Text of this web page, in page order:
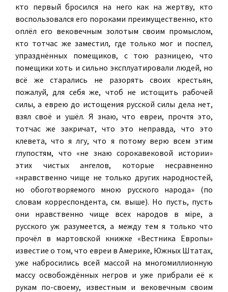
кто первый бросился на него как на жертву, кто
воспользовался его пороками преимущественно, кто
оплёл его вековечным золотым своим промыслом,
кто тотчас же заместил, где только мог и поспел,
упразднённых помещиков, с тою разницею, что
помещики хоть и сильно эксплуатировали людей, но
всё же старались не разорять своих крестьян,
пожалуй, для себя же, чтоб не истощить рабочей
силы, а еврею до истощения русской силы дела нет,
взял своё и ушёл. Я знаю, что евреи, прочтя это,
тотчас же закричат, что это неправда, что это
клевета, что я лгу, что я потому верю всем этим
глупостям, что «не знаю сорокавековой истории»
этих чистых ангелов, которые несравненно
«нравственно чище не только других народностей,
но обоготворяемого мною русского народа» (по
словам корреспондента, см. выше). Но пусть, пусть
они нравственно чище всех народов в мiре, а
русского уж разумеется, а между тем я только что
прочёл в мартовской книжке «Вестника Европы»
известие о том, что евреи в Америке, Южных Штатах,
уже набросились всей массой на многомиллионную
массу освобождённых негров и уже прибрали её к
рукам по-своему, известным и вековечным своим